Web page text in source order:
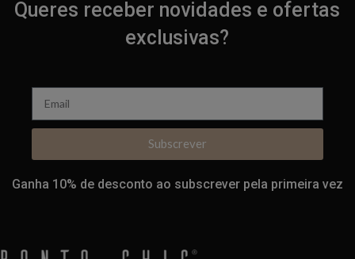
Queres receber novidades e ofertas
exclusivas?
Subscrever
Ganha 10% de desconto ao subscrever pela primeira vez